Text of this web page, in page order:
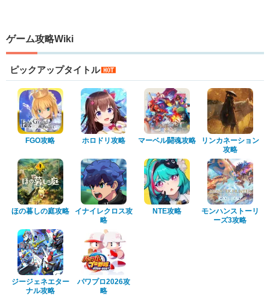
ゲーム攻略Wiki
ピックアップタイトル
FGO攻略 ホロドリ攻略 マーベル闘魂攻略
リンカネーション
攻略
ほの暮しの庭攻略
イナイレクロス攻
略
NTE攻略
モンハンストーリ
ーズ3攻略
ジージェネエター
ナル攻略
パワプロ2026攻
略